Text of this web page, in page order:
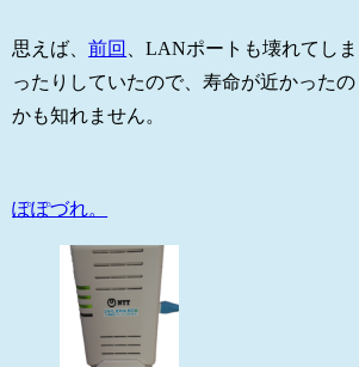
思えば、前回
、LANポートも壊れてしま
ったりしていたので、寿命が近かったの
かも知れません。
ぽぽづれ。